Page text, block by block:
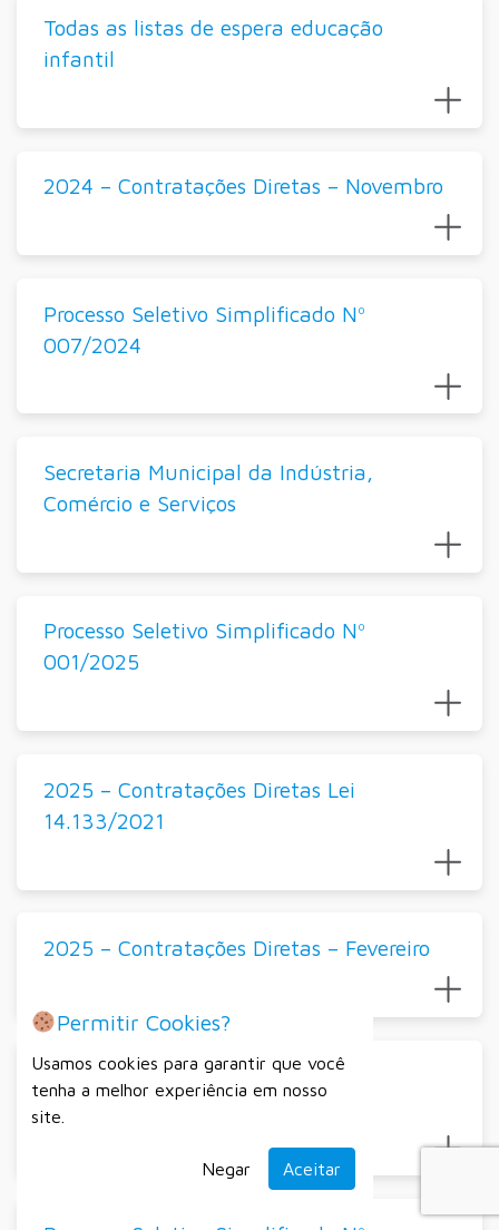
Todas as listas de espera educação
infantil
2024 – Contratações Diretas – Novembro
Processo Seletivo Simplificado Nº
007/2024
Secretaria Municipal da Indústria,
Comércio e Serviços
Processo Seletivo Simplificado Nº
001/2025
2025 – Contratações Diretas Lei
14.133/2021
2025 – Contratações Diretas – Fevereiro
Processo Seletivo Simplificado Nº
002/2025
Permitir Cookies?
Usamos cookies para garantir que você
tenha a melhor experiência em nosso
site.
Negar Aceitar